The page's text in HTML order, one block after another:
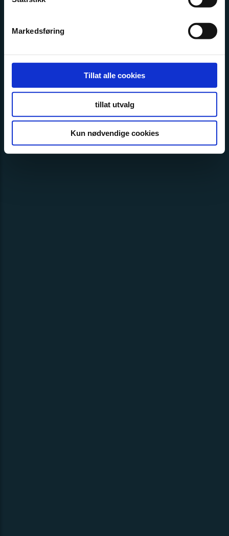
Markedsføring
Tillat alle cookies
tillat utvalg
Kun nødvendige cookies
Oppvarming av
pool og spa